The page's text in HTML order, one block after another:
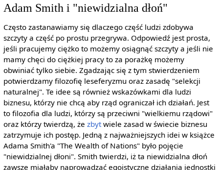
Adam Smith i "niewidzialna dłoń"
Często zastanawiamy się dlaczego część ludzi zdobywa
szczyty a część po prostu przegrywa. Odpowiedź jest prosta,
jeśli pracujemy ciężko to możemy osiągnąć szczyty a jeśli nie
mamy chęci do ciężkiej pracy to za porażkę możemy
obwiniać tylko siebie. Zgadzając się z tym stwierdzeniem
potwierdzamy filozofię leseferyzmu oraz zasadę "selekcji
naturalnej". Te idee są również wskazówkami dla ludzi
biznesu, którzy nie chcą aby rząd ograniczał ich działań. Jest
to filozofia dla ludzi, którzy są przeciwni "wielkiemu rządowi"
oraz którzy twierdzą, że zbytwiele zasad w świecie biznesu
zatrzymuje ich postęp. Jedną z najważniejszych idei w książce
Adama Smith'a "The Wealth of Nations" było pojęcie
"niewidzialnej dłoni". Smith twierdzi, iż ta niewidzialna dłoń
zawsze miałaby naprowadzać egoistyczne działania jednostki